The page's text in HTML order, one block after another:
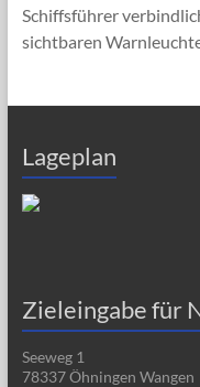
Schiffsführer
sichtbaren
Lageplan
Zieleingabe für
Seeweg 1
78337 Öhningen Wangen